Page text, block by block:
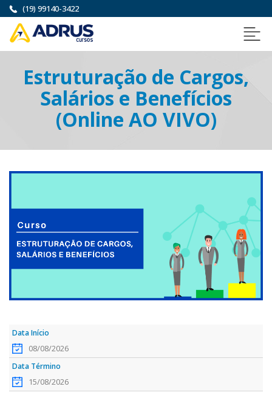
(19) 99140-3422
Estruturação de Cargos,
Salários e Benefícios
(Online AO VIVO)
08/08/2026
15/08/2026